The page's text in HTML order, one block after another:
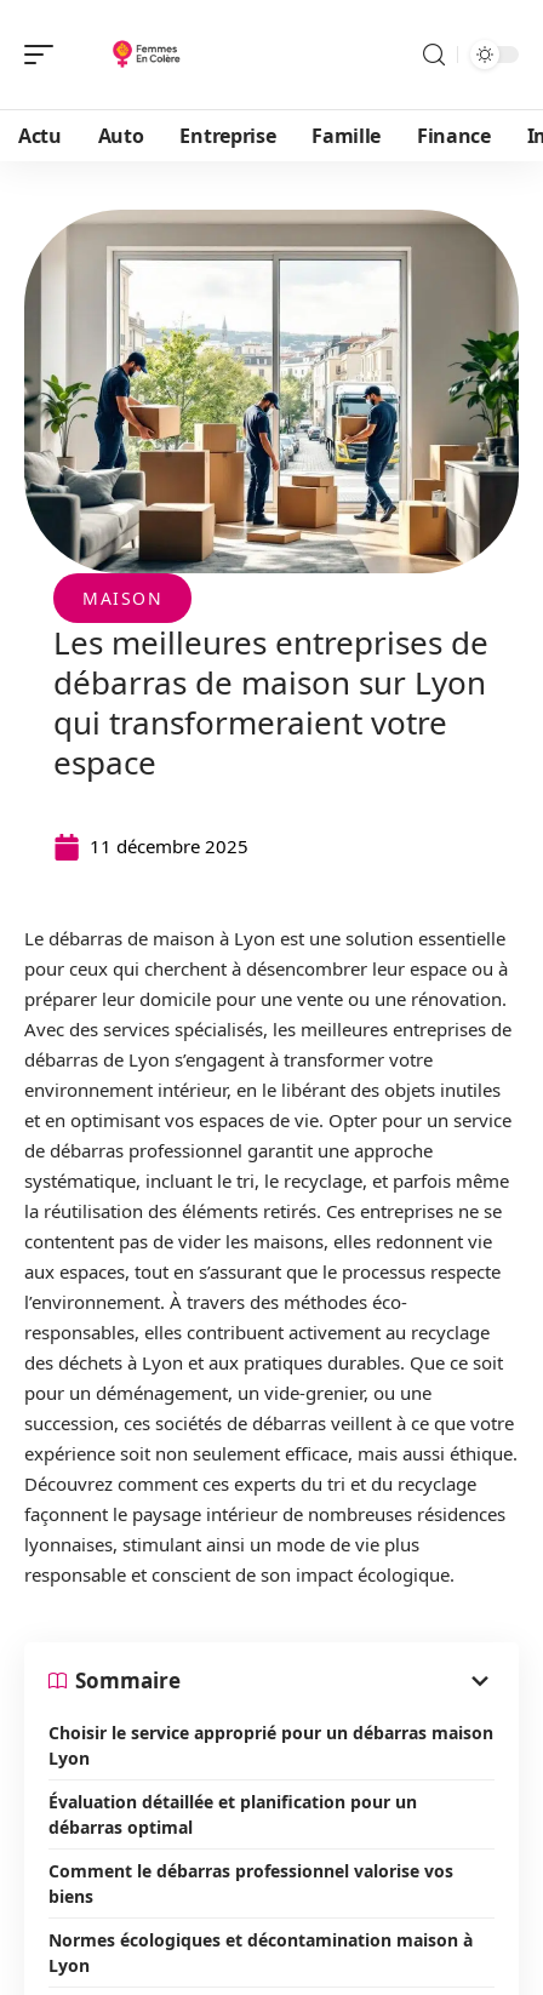
Actu Auto Entreprise Famille Finance
MAISON
Les meilleures entreprises de
débarras de maison sur Lyon
qui transformeraient votre
espace
11 décembre 2025
Le débarras de maison à Lyon est une solution essentielle
pour ceux qui cherchent à désencombrer leur espace ou à
préparer leur domicile pour une vente ou une rénovation.
Avec des services spécialisés, les meilleures entreprises de
débarras de Lyon s’engagent à transformer votre
environnement intérieur, en le libérant des objets inutiles
et en optimisant vos espaces de vie. Opter pour un service
de débarras professionnel garantit une approche
systématique, incluant le tri, le recyclage, et parfois même
la réutilisation des éléments retirés. Ces entreprises ne se
contentent pas de vider les maisons, elles redonnent vie
aux espaces, tout en s’assurant que le processus respecte
l’environnement. À travers des méthodes éco-
responsables, elles contribuent activement au recyclage
des déchets à Lyon et aux pratiques durables. Que ce soit
pour un déménagement, un vide-grenier, ou une
succession, ces sociétés de débarras veillent à ce que votre
expérience soit non seulement efficace, mais aussi éthique.
Découvrez comment ces experts du tri et du recyclage
façonnent le paysage intérieur de nombreuses résidences
lyonnaises, stimulant ainsi un mode de vie plus
responsable et conscient de son impact écologique.
Sommaire
Choisir le service approprié pour un débarras maison
Lyon
Évaluation détaillée et planification pour un
débarras optimal
Comment le débarras professionnel valorise vos
biens
Normes écologiques et décontamination maison à
Lyon